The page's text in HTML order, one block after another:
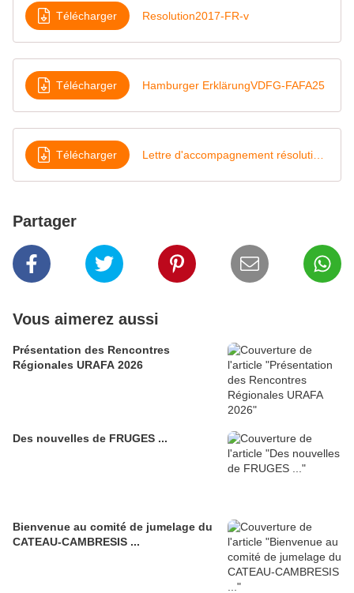
Télécharger Resolution2017-FR-v
Télécharger Hamburger ErklärungVDFG-FAFA25
Télécharger
Partager
Vous aimerez aussi
Présentation des Rencontres
Régionales URAFA 2026
Des nouvelles de FRUGES ...
Bienvenue au comité de jumelage du
CATEAU-CAMBRESIS ...